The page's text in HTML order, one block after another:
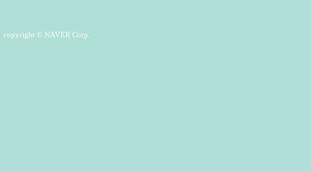
copyright © NAVER Corp.